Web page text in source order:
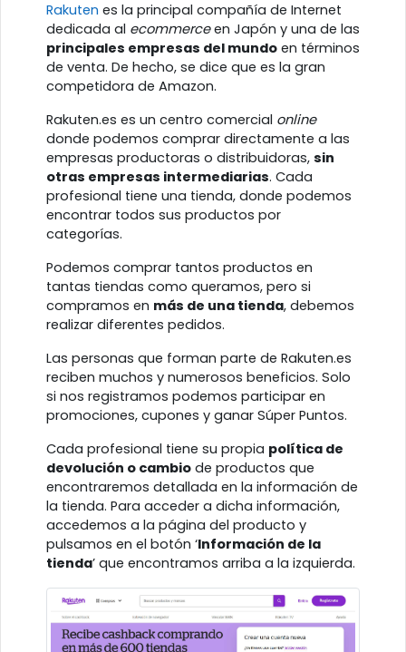
Rakuten es la principal compañía de Internet
dedicada al ecommerceen Japón y una de las
principales empresas del mundo en términos
de venta. De hecho, se dice que es la gran
competidora de Amazon.
Rakuten.es es un centro comercial online
donde podemos comprar directamente a las
empresas productoras o distribuidoras, sin
otras empresas intermediarias. Cada
profesional tiene una tienda, donde podemos
encontrar todos sus productos por
categorías.
Podemos comprar tantos productos en
tantas tiendas como queramos, pero si
compramos en más de una tienda, debemos
realizar diferentes pedidos.
Las personas que forman parte de Rakuten.es
reciben muchos y numerosos beneficios. Solo
si nos registramos podemos participar en
promociones, cupones y ganar Súper Puntos.
Cada profesional tiene su propia política de
devolución o cambio de productos que
encontraremos detallada en la información de
la tienda. Para acceder a dicha información,
accedemos a la página del producto y
pulsamos en el botón ‘Información de la
tienda’ que encontramos arriba a la izquierda.